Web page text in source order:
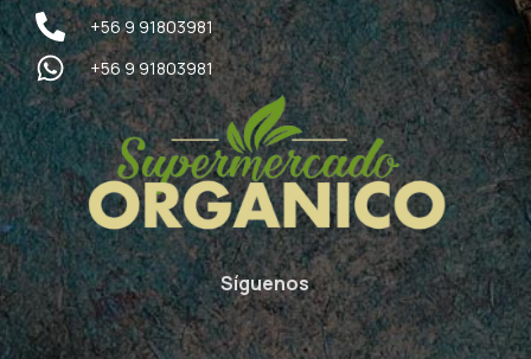
+56 9 91803981
+56 9 91803981
Síguenos